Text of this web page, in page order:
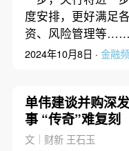
度安排，更好满足
资、风险管理等……
2024年10月8日 · 金融
单伟建谈并购深
事 “传奇”难复刻
文｜财新 王石玉